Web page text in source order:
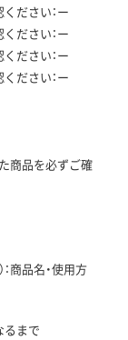
ださい：ー
ださい：ー
ださい：ー
ださい：ー
商品を必ずご確
商品名・使用方
るまで